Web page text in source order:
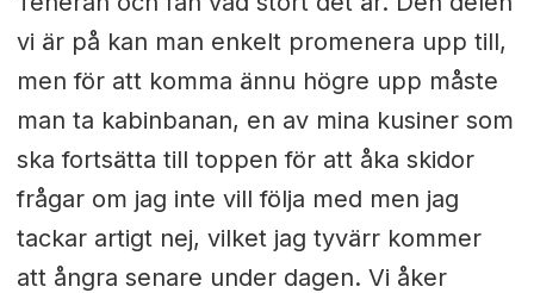
vi är på kan man enkelt promenera upp till,
men för att komma ännu högre upp måste
man ta kabinbanan, en av mina kusiner som
ska fortsätta till toppen för att åka skidor
frågar om jag inte vill följa med men jag
tackar artigt nej, vilket jag tyvärr kommer
att ångra senare under dagen. Vi åker